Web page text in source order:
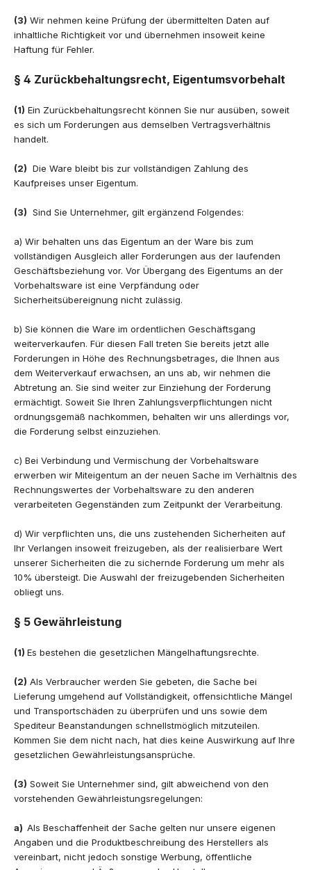
(3) Wir nehmen keine Prüfung der übermittelten Daten auf
inhaltliche Richtigkeit vor und übernehmen insoweit keine
Haftung für Fehler.
§ 4 Zurückbehaltungsrecht, Eigentumsvorbehalt
(1) Ein Zurückbehaltungsrecht können Sie nur ausüben, soweit
es sich um Forderungen aus demselben Vertragsverhältnis
handelt.
(2) Die Ware bleibt bis zur vollständigen Zahlung des
Kaufpreises unser Eigentum.
(3) Sind Sie Unternehmer, gilt ergänzend Folgendes:
a) Wir behalten uns das Eigentum an der Ware bis zum
vollständigen Ausgleich aller Forderungen aus der laufenden
Geschäftsbeziehung vor. Vor Übergang des Eigentums an der
Vorbehaltsware ist eine Verpfändung oder
Sicherheitsübereignung nicht zulässig.
b) Sie können die Ware im ordentlichen Geschäftsgang
weiterverkaufen. Für diesen Fall treten Sie bereits jetzt alle
Forderungen in Höhe des Rechnungsbetrages, die Ihnen aus
dem Weiterverkauf erwachsen, an uns ab, wir nehmen die
Abtretung an. Sie sind weiter zur Einziehung der Forderung
ermächtigt. Soweit Sie Ihren Zahlungsverpflichtungen nicht
ordnungsgemäß nachkommen, behalten wir uns allerdings vor,
die Forderung selbst einzuziehen.
c) Bei Verbindung und Vermischung der Vorbehaltsware
erwerben wir Miteigentum an der neuen Sache im Verhältnis des
Rechnungswertes der Vorbehaltsware zu den anderen
verarbeiteten Gegenständen zum Zeitpunkt der Verarbeitung.
d) Wir verpflichten uns, die uns zustehenden Sicherheiten auf
Ihr Verlangen insoweit freizugeben, als der realisierbare Wert
unserer Sicherheiten die zu sichernde Forderung um mehr als
10% übersteigt. Die Auswahl der freizugebenden Sicherheiten
obliegt uns.
§ 5 Gewährleistung
(1) Es bestehen die gesetzlichen Mängelhaftungsrechte.
(2) Als Verbraucher werden Sie gebeten, die Sache bei
Lieferung umgehend auf Vollständigkeit, offensichtliche Mängel
und Transportschäden zu überprüfen und uns sowie dem
Spediteur Beanstandungen schnellstmöglich mitzuteilen.
Kommen Sie dem nicht nach, hat dies keine Auswirkung auf Ihre
gesetzlichen Gewährleistungsansprüche.
(3) Soweit Sie Unternehmer sind, gilt abweichend von den
vorstehenden Gewährleistungsregelungen:
a) Als Beschaffenheit der Sache gelten nur unsere eigenen
Angaben und die Produktbeschreibung des Herstellers als
vereinbart, nicht jedoch sonstige Werbung, öffentliche